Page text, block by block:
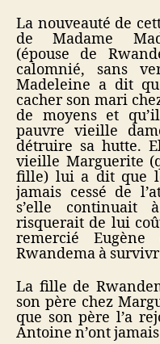
La nouveauté de
de Madame
(épouse de
calomnié, sans
Madeleine a dit
cacher son mari
de moyens et
pauvre vieille
détruire sa hutte.
vieille Marguerite
fille) lui a dit que
jamais cessé de
s’elle continuait
risquerait de lui
remercié
Rwandema à
La fille de
son père chez
que son père l’a
Antoine n’ont